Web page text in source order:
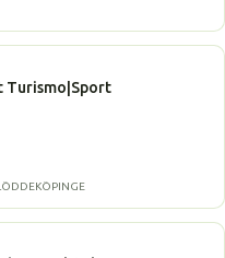
Turismo|Sport